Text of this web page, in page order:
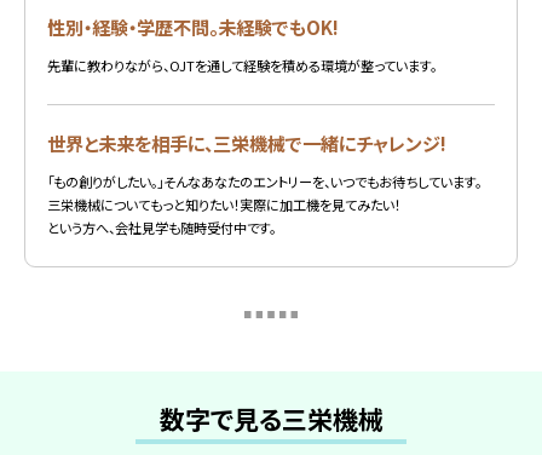
性別・経験・学歴不問。未経験でもOK!
先輩に教わりながら、OJTを通して経験を積める環境が整っています。
世界と未来を相手に、三栄機械で一緒にチャレンジ!
「もの創りがしたい。」そんなあなたのエントリーを、いつでもお待ちしています。
三栄機械についてもっと知りたい！実際に加工機を見てみたい！
という方へ、会社見学も随時受付中です。
数字で見る三栄機械